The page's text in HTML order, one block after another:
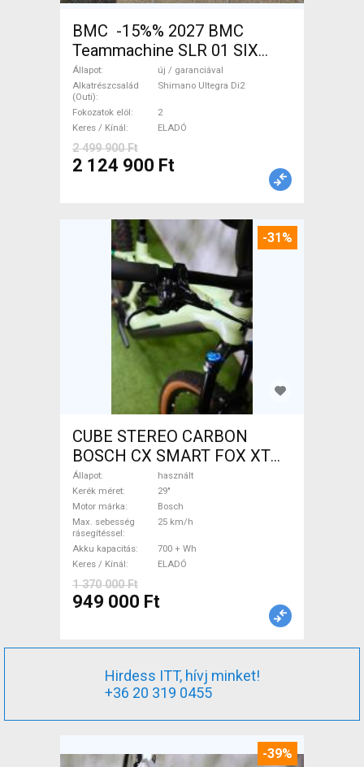
BMC -15%% 2027 BMC
Teammachine SLR 01 SIX
Ultegra Di2 Országúti
Shimano Ultegra Di2 tárcsafék
új / garanciával ELADÓ
Állapot
új / garanciával
Alkatrészcsalád
(Outi)
Shimano Ultegra Di2
Fokozatok elöl
2
Keres / Kínál
ELADÓ
2 499 900 Ft
2 124 900 Ft
-31%
CUBE STEREO CARBON
BOSCH CX SMART FOX XT
Elektromos Mountain Bike
29" össztelós / fully Bosch
használt ELADÓ
Állapot
használt
Kerék méret
29"
Motor márka
Bosch
Max. sebesség
rásegítéssel
25 km/h
Akku kapacitás
700 + Wh
Keres / Kínál
ELADÓ
1 370 000 Ft
949 000 Ft
Hirdess ITT, hívj minket!
+36 20 319 0455
-39%